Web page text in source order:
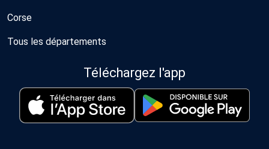
Corse
Tous les départements
Téléchargez l'app